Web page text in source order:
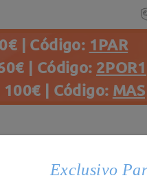
| Código: 1PAR
| Código: 2POR1
| Código: MAS
Exclusivo